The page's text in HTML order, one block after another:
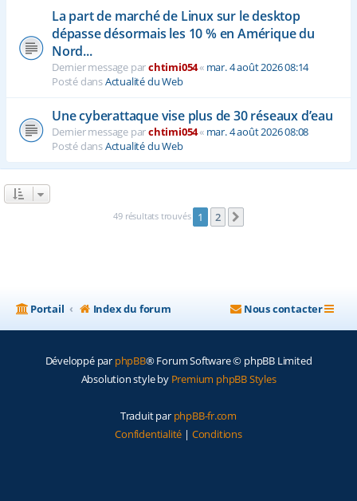
La part de marché de Linux sur le desktop
dépasse désormais les 10 % en Amérique du
Nord...
Dernier message parchtimi054« mar. 4 août 2026 08:14
Posté dansActualité du Web
Une cyberattaque vise plus de 30 réseaux d’eau
Dernier message parchtimi054« mar. 4 août 2026 08:08
Posté dansActualité du Web
49 résultats trouvés 1 2
Portail Index du forum Nous contacter
Développé par phpBB® Forum Software © phpBB Limited
Absolution style by Premium phpBB Styles
Traduit par phpBB-fr.com
Confidentialité | Conditions